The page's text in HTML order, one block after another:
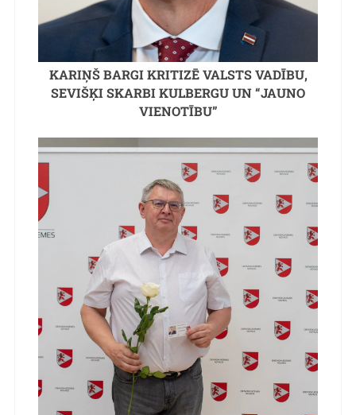
KARIŅŠ BARGI KRITIZĒ VALSTS VADĪBU,
SEVIŠĶI SKARBI KULBERGU UN “JAUNO
VIENOTĪBU”